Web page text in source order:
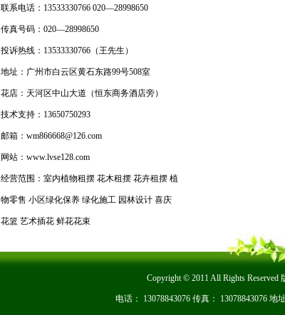
联系电话：13533330766 020—28998650
传真号码：020—28998650
投诉热线：13533330766（王先生）
地址：广州市白云区黄石东路99号508室
花店：天河区中山大道（恒东商务酒店旁）
技术支持：13650750293
邮箱：wm866668@126.com
网站：www.lvse128.com
经营范围：室内植物租摆 花木租摆 花卉租摆 植
物零售 小区绿化保养 绿化施工 园林设计 喜庆
花篮 艺术插花 鲜花花束
Copyright © 2011 All Rights
电话： 13078843076 传真： 13078843076